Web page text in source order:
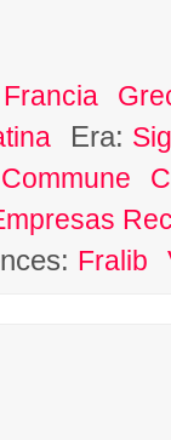
Francia
Era:
Commune
Fralib